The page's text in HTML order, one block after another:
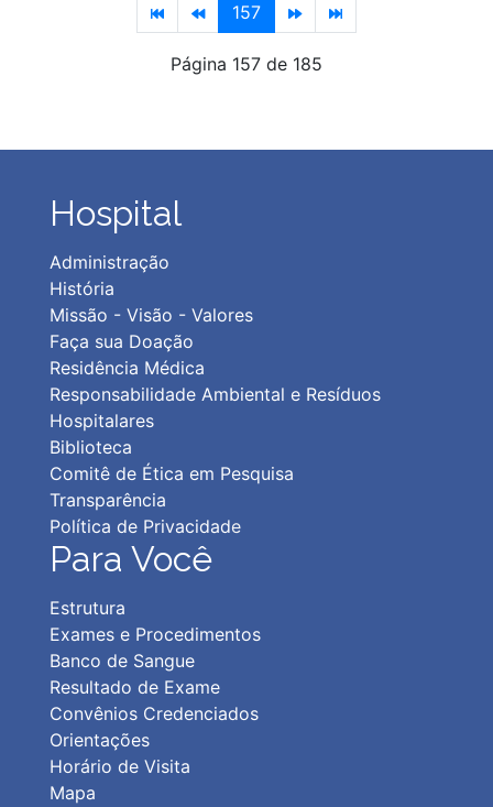
157
Página 157 de 185
Hospital
Administração
História
Missão - Visão - Valores
Faça sua Doação
Residência Médica
Responsabilidade Ambiental e Resíduos
Hospitalares
Biblioteca
Comitê de Ética em Pesquisa
Transparência
Política de Privacidade
Para Você
Estrutura
Exames e Procedimentos
Banco de Sangue
Resultado de Exame
Convênios Credenciados
Orientações
Horário de Visita
Mapa